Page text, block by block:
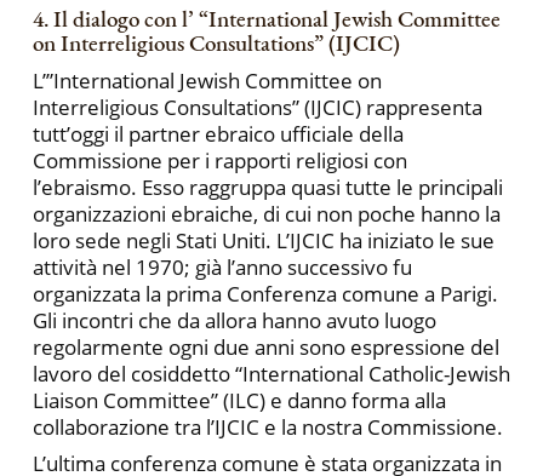
4. Il dialogo con l’ “International Jewish Committee
on Interreligious Consultations” (IJCIC)
L’”International Jewish Committee on
Interreligious Consultations” (IJCIC) rappresenta
tutt’oggi il partner ebraico ufficiale della
Commissione per i rapporti religiosi con
l’ebraismo. Esso raggruppa quasi tutte le principali
organizzazioni ebraiche, di cui non poche hanno la
loro sede negli Stati Uniti. L’IJCIC ha iniziato le sue
attività nel 1970; già l’anno successivo fu
organizzata la prima Conferenza comune a Parigi.
Gli incontri che da allora hanno avuto luogo
regolarmente ogni due anni sono espressione del
lavoro del cosiddetto “International Catholic-Jewish
Liaison Committee” (ILC) e danno forma alla
collaborazione tra l’IJCIC e la nostra Commissione.
L’ultima conferenza comune è stata organizzata in